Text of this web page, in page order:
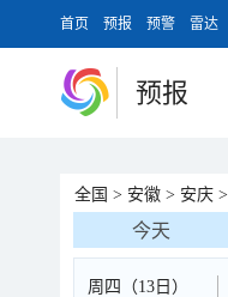
首页 预报 预警 雷达
预报
全国 > 安徽 > 安庆 >
今天
周四（13日）